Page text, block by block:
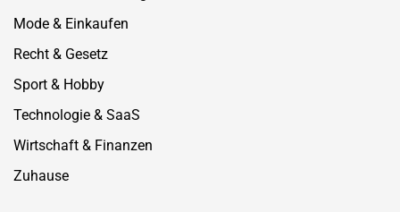
Mode & Einkaufen
Recht & Gesetz
Sport & Hobby
Technologie & SaaS
Wirtschaft & Finanzen
Zuhause